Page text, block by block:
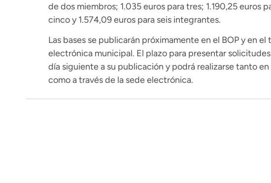
de dos miembros; 1.035 euros para tres; 1.190,25 euros
cinco y 1.574,09 euros para seis integrantes.
Las bases se publicarán próximamente en el BOP y en
electrónica municipal. El plazo para presentar
día siguiente a su publicación y podrá realizarse tanto
como a través de la sede electrónica.